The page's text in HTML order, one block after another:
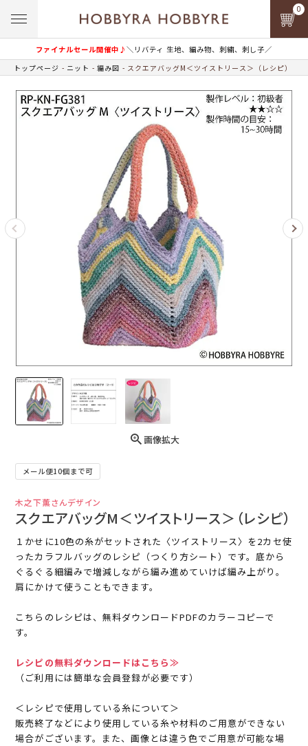
ファイナルセール開催中♪＼リバティ 生地、編み物、刺繍、刺し子／
0
トップページ ニット 編み図 スクエアバッグM＜ツイストリース＞（レシピ）
画像拡大
メール便10個まで可
木之下薫さんデザイン
スクエアバッグM＜ツイストリース＞（レシピ）
１かせに10色の糸がセットされた〈ツイストリース〉を2カセ使
ったカラフルバッグのレシピ（つくり方シート）です。底から
ぐるぐる細編みで増減しながら編み進めていけば編み上がり。
肩にかけて使うこともできます。
こちらのレシピは、無料ダウンロードPDFのカラーコピーで
す。
レシピの無料ダウンロードはこちら≫
（ご利用には簡単な会員登録が必要です）
＜レシピで使用している糸について＞
販売終了などにより使用している糸や材料のご用意ができない
場合がございます。また、画像とは違う色でご用意が可能な場